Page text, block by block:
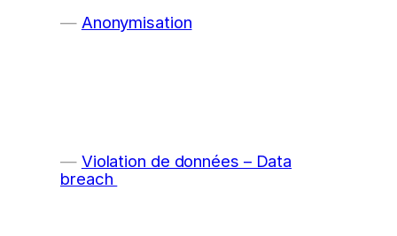
Anonymisation
Violation de données – Data
breach